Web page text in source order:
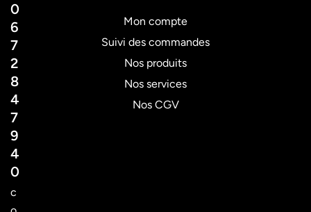
0
6
7
2
8
4
7
9
4
0
c
Mon compte
Suivi des commandes
Nos produits
Nos services
Nos CGV